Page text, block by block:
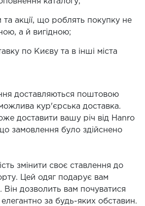
та акції, що роблять покупку не
а й вигідною;
по Києву та в інші міста
доставляються поштовою
кур'єрська доставка.
доставити вашу річ від Hanro
замовлення було здійснено
змінити своє ставлення до
Цей одяг подарує вам
Він дозволить вам почуватися
за будь-яких обставин.